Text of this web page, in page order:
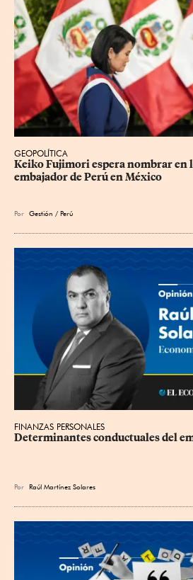
GEOPOLÍTICA
Keiko Fujimori espera nombrar en
embajador de Perú en México
Por Gestión / Perú
FINANZAS PERSONALES
Determinantes conductuales del
Por Raúl Martínez Solares